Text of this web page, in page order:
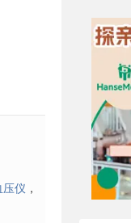
仪 ，